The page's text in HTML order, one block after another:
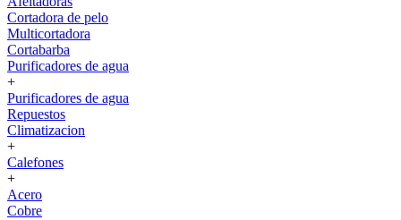
Cortadora de pelo
Multicortadora
Cortabarba
Purificadores de agua
+
Purificadores de agua
Repuestos
Climatizacion
+
Calefones
+
Acero
Cobre